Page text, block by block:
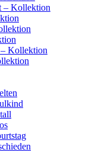
– Kollektion
Kollektion